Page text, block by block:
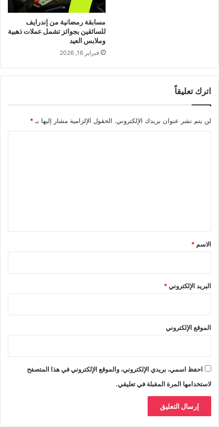
مسابقة رمضانية من إندرايف
للسائقين بجوائز تشمل عملات ذهبية
وملابس العيد
فبراير 16, 2026
اترك تعليقاً
لن يتم نشر عنوان بريدك الإلكتروني. الحقول الإلزامية مشار إليها بـ *
*
الاسم *
البريد الإلكتروني*
الموقع الإلكتروني
احفظ اسمي، بريدي الإلكتروني، والموقع الإلكتروني في هذا المتصفح
لاستخدامها المرة المقبلة في تعليقي.